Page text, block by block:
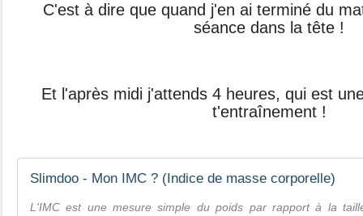
C'est à dire que quand j'en ai terminé du
séance dans la tête !
Et l'après midi j'attends 4 heures, qui est
t'entraînement !
Slimdoo - Mon IMC ? (Indice de masse corporelle)
L'IMC est une mesure simple du poids par rapport à la